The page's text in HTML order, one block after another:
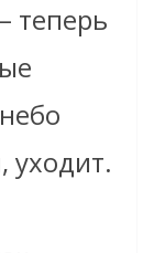
теперь
уходит.